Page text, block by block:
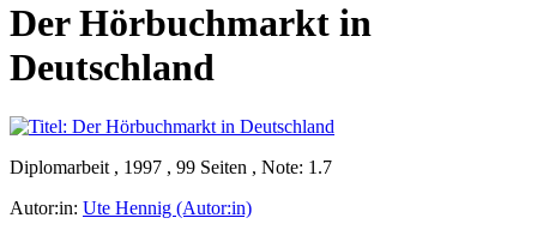
Der Hörbuchmarkt in
Deutschland
Diplomarbeit , 1997 , 99 Seiten , Note: 1.7
Autor:in: Ute Hennig (Autor:in)